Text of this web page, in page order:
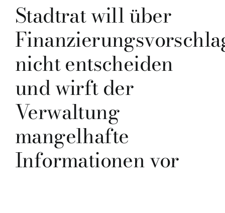
Stadtrat will über
nicht entscheiden
und wirft der
Verwaltung
mangelhafte
Informationen vor